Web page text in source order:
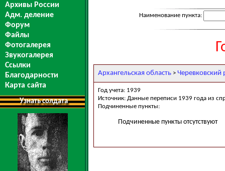
Архивы России
Адм. деление
Форум
Файлы
Фотогалерея
Звукогалерея
Ссылки
Благодарности
Карта сайта
Узнать солдата
Наименование пункта:
Архангельская область > Черевковский
Год учета: 1939
Источник: Данные переписи 1939 года из
Подчиненные пункты:
Подчиненные пункты отсутствуют